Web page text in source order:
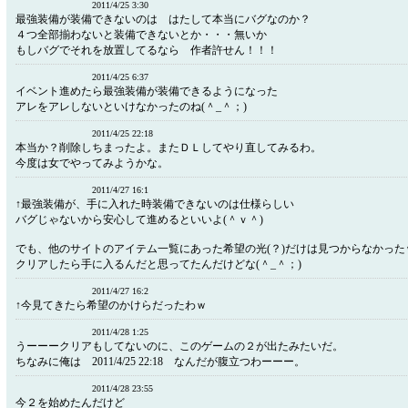
2011/4/25 3:30
最強装備が装備できないのは はたして本当にバグなのか？
４つ全部揃わないと装備できないとか・・・無いか
もしバグでそれを放置してるなら 作者許せん！！！
2011/4/25 6:37
イベント進めたら最強装備が装備できるようになった
アレをアレしないといけなかったのね(＾_＾；)
2011/4/25 22:18
本当か？削除しちまったよ。またＤＬしてやり直してみるわ。
今度は女でやってみようかな。
2011/4/27 16:1
↑最強装備が、手に入れた時装備できないのは仕様らしい
バグじゃないから安心して進めるといいよ(＾ｖ＾)
でも、他のサイトのアイテム一覧にあった希望の光(？)だけは見つからなかった
クリアしたら手に入るんだと思ってたんだけどな(＾_＾；)
2011/4/27 16:2
↑今見てきたら希望のかけらだったわｗ
2011/4/28 1:25
うーーークリアもしてないのに、このゲームの２が出たみたいだ。
ちなみに俺は 2011/4/25 22:18 なんだが腹立つわーーー。
2011/4/28 23:55
今２を始めたんだけど